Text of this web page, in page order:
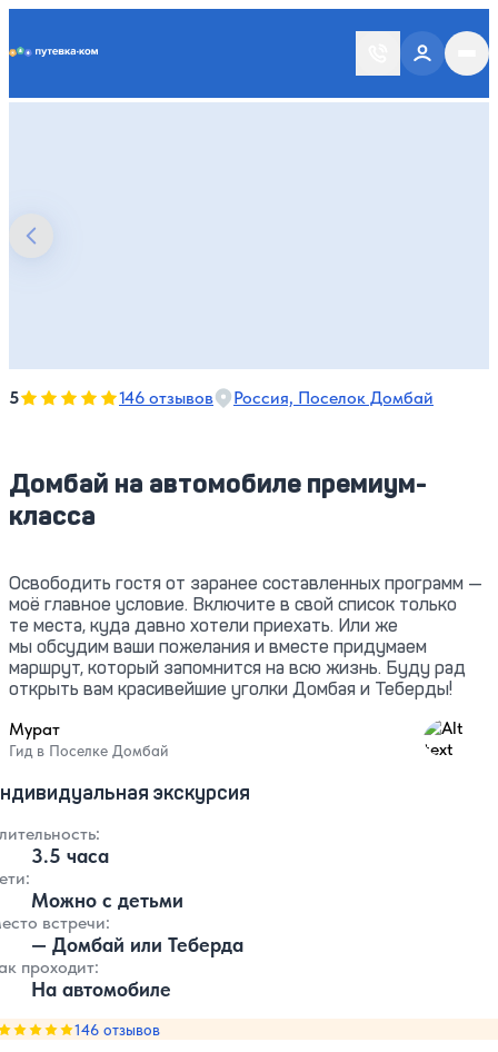
Домбай на автомобиле премиум-
класса
5Оценка, количество звезд:5
146 отзывов Россия, Поселок Домбай
Освободить гостя от заранее составленных программ —
моё главное условие. Включите в свой список только
те места, куда давно хотели приехать. Или же
мы обсудим ваши пожелания и вместе придумаем
маршрут, который запомнится на всю жизнь. Буду рад
открыть вам красивейшие уголки Домбая и Теберды!
Мурат
Гид в Поселке Домбай
4.94
экскурсия
3.5 часа
Можно с детьми
встречи:
— Домбай или Теберда
проходит:
На автомобиле
количество звезд:
146 отзывов